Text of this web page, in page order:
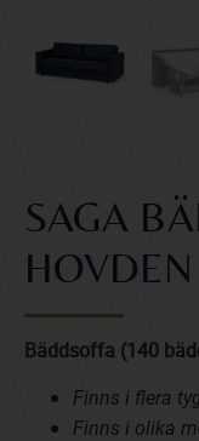
SAGA
HOVDEN
Bäddsoffa (140
Finns i flera
Finns i olika